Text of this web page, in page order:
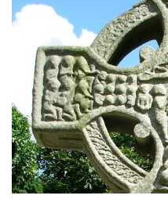
W narodowy dzień cannabisu
nazwie […]